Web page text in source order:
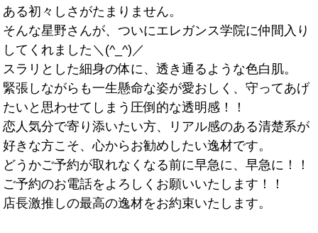
ある初々しさがたまりません。
そんな星野さんが、ついにエレガンス学院に仲間入り
してくれました＼(^_^)／
スラリとした細身の体に、透き通るような色白肌。
緊張しながらも一生懸命な姿が愛おしく、守ってあげ
たいと思わせてしまう圧倒的な透明感！！
恋人気分で寄り添いたい方、リアル感のある清楚系が
好きな方こそ、心からお勧めしたい逸材です。
どうかご予約が取れなくなる前に早急に、早急に！！
ご予約のお電話をよろしくお願いいたします！！
店長激推しの最高の逸材をお約束いたします。